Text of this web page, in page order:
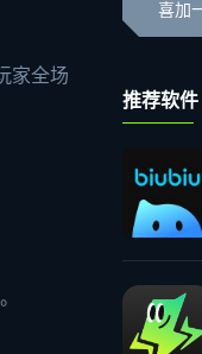
家全场
喜加
推荐软件